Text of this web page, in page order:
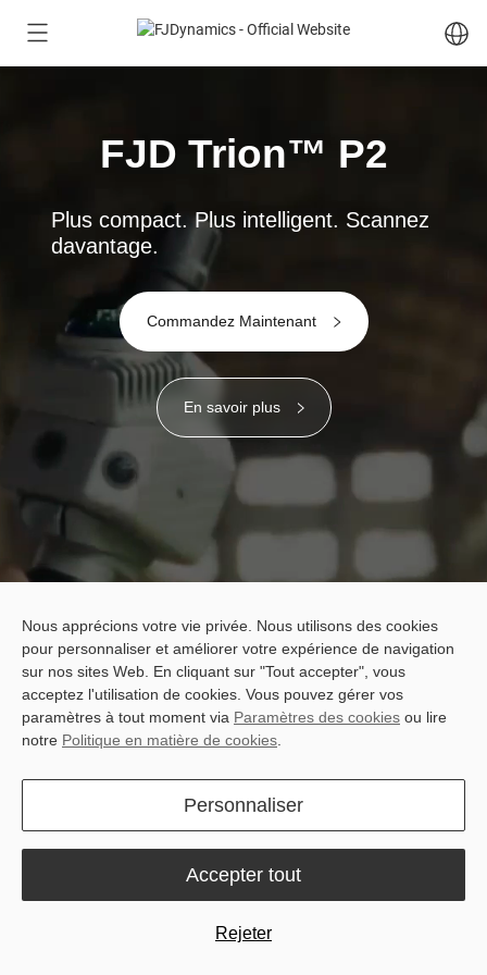
FJD Trion™ P2
Plus compact. Plus intelligent. Scannez
davantage.
Commandez Maintenant
En savoir plus
Nous apprécions votre vie privée. Nous utilisons des cookies
pour personnaliser et améliorer votre expérience de navigation
sur nos sites Web. En cliquant sur "Tout accepter", vous
acceptez l'utilisation de cookies. Vous pouvez gérer vos
paramètres à tout moment via Paramètres des cookies ou lire
notre Politique en matière de cookies
Personnaliser
Rejeter
Accepter tout